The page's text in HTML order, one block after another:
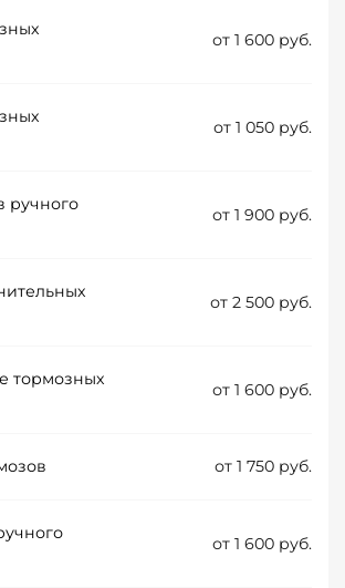
от 1 600 руб.
от 1 050 руб.
ручного
от 1 900 руб.
от 2 500 руб.
тормозных
от 1 600 руб.
от 1 750 руб.
от 1 600 руб.